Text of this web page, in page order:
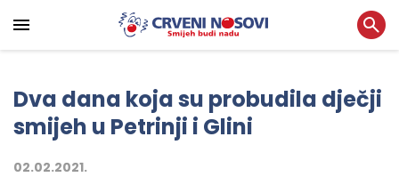
Dva dana koja su probudila dječji
smijeh u Petrinji i Glini
02.02.2021.